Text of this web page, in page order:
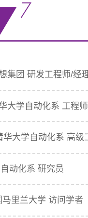
集团 研发工程师/经
大学自动化系 工程师
大学自动化系 高级
动化系 研究员
里兰大学 访问学者